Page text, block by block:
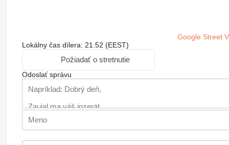
Google Street
Lokálny čas dílera: 21:52 (EEST)
Požiadať o stretnutie
Odoslať správu